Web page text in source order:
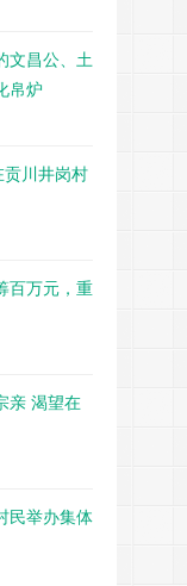
文昌公、土
帛炉
川井岗村
百万元，重
亲 渴望在
民举办集体